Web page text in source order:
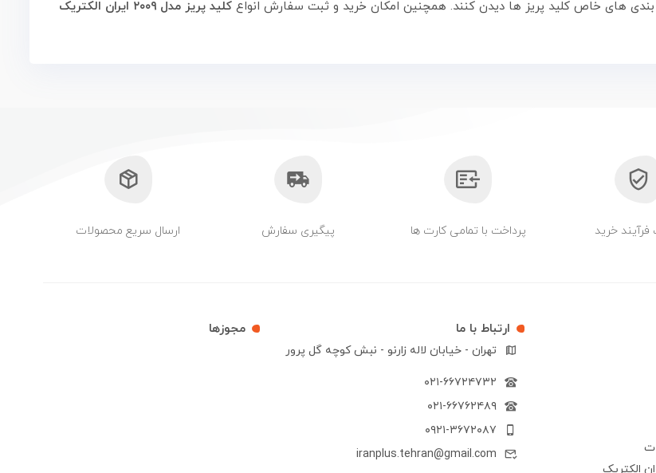
بندی های خاص کلید پریز ها دیدن کنند. همچنین امکان خرید و ثبت سفارش انواع کلید پریز مدل ۲۰۰۹ ایران الکتریک
فرآیند خرید پرداخت با تمامی کارت ها پیگیری سفارش ارسال سریع محصولات
الکتریک
ارتباط با ما
تهران - خیابان لاله زارنو - نبش کوچه گل پرور
۰۲۱-۶۶۷۲۴۷۳۲
۰۲۱-۶۶۷۶۲۴۸۹
۰۹۲۱-۳۶۷۲۰۸۷
iranplus.tehran@gmail.com
مجوزها